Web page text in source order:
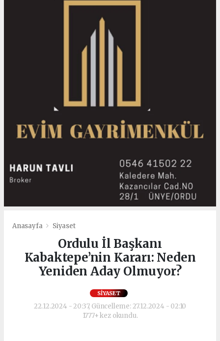
Anasayfa Siyaset
Ordulu İl Başkanı
Kabaktepe’nin Kararı: Neden
Yeniden Aday Olmuyor?
SIYASET
22.12.2024 - 20:37, Güncelleme: 27.12.2024 - 02:10
1777+ kez okundu.